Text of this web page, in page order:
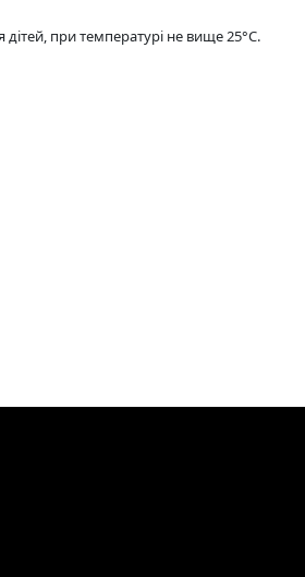
при температурі не вище 25°С.